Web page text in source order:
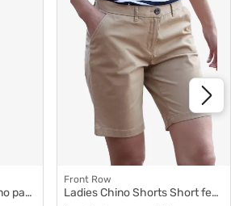
fr622
Front Row
Ladies Chino Shorts Short femme fr606